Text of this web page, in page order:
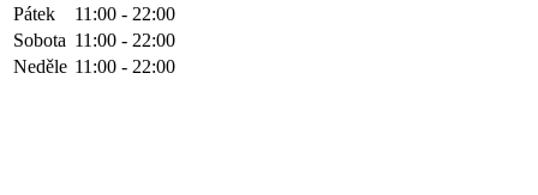
Pátek
11:00 - 22:00
Sobota 11:00 - 22:00
Neděle 11:00 - 22:00